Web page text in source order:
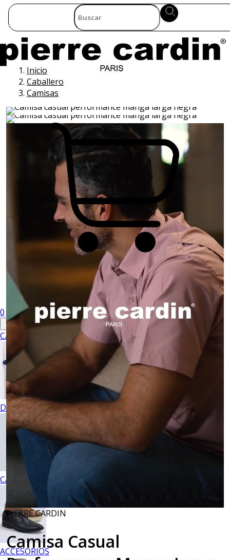
0
CABALLERO
DAMA
CALZADO
ACCESORIOS
Inicio
Caballero
Camisas
PIERRE CARDIN
Camisa Casual